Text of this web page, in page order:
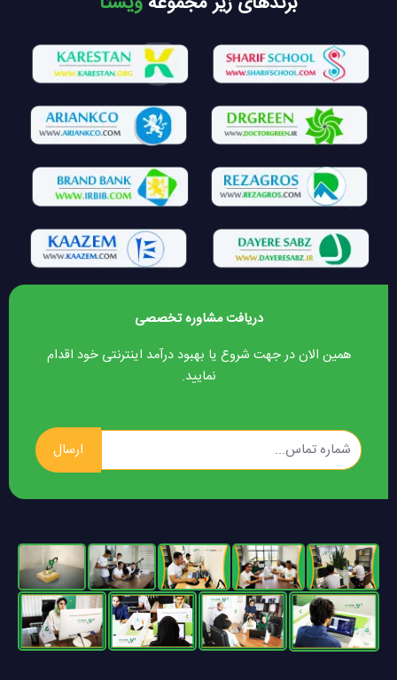
دریافت مشاوره تخصصی
همین الان در جهت شروع یا بهبود درآمد اینترنتی خود اقدام
نمایید.
ارسال